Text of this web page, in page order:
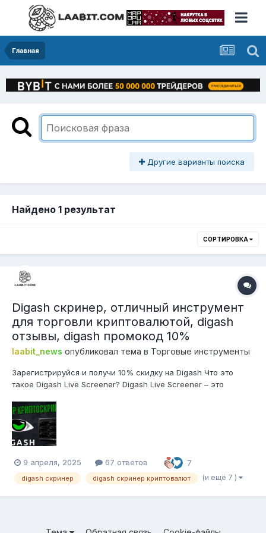
Главная
Другие варианты поиска
Найдено 1 результат
СОРТИРОВКА
Digash скринер, отличный инструмент
для торговли криптовалютой, digash
отзывы, digash промокод 10%
laabit_news опубликовал тема в Торговые инструменты
Зарегистрируйся и получи 10% скидку на Digash Что это
такое Digash Live Screener? Digash Live Screener – это
предназначенный для активных трейдеров на
криптовалютном рынке. Его основная задача – сканировать
рынок криптовалют в режиме реаль...
9 апреля, 2025 67 ответов 7
digash скринер digash скринер криптовалют (и ещё 7 )